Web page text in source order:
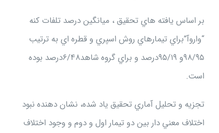
بر اساس يافته هاي تحقيق ، ميانگين درصد تلفات كنه
۹۸/۹۵‬و ‪۹۵/۱۹‬درصد و براي گروه شاهد‪۶/۴۸‬درصد بوده
است.
تجزيه و تحليل آماري تحقيق ياد شده، نشان دهنده نبود
اختلاف معني دار بين دو تيمار اول و دوم و وجود اختلاف